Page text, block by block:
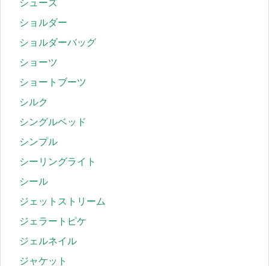
シューズ
ショルダー
ショルダーバッグ
ショーツ
ショートブーツ
シルク
シングルベッド
シンプル
シーリングライト
シール
ジェットストリーム
ジェラートピケ
ジェルネイル
ジャケット